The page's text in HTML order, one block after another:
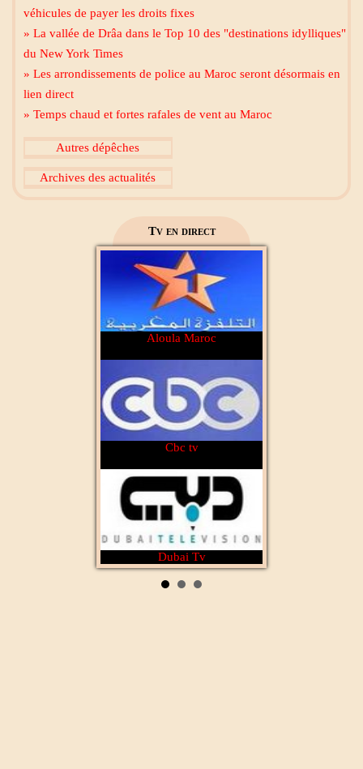
véhicules de payer les droits fixes
» La vallée de Drâa dans le Top 10 des "destinations idylliques"
du New York Times
» Les arrondissements de police au Maroc seront désormais en
lien direct
» Temps chaud et fortes rafales de vent au Maroc
Autres dépêches
Archives des actualités
Tv en direct
Mecca live
Al Madinah Tv
2M Maroc
Aloula Maroc
Cbc tv
Dubai Tv